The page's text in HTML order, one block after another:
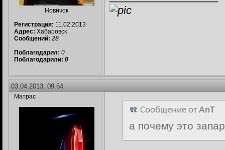
Новичок
Регистрация: 11.02.2013
Адрес: Хабаровск
Сообщений: 28
Поблагодарил: 0
Поблагодарили: 0
03.04.2013, 09:54
Матрас
Сообщение от AnT
а почему это